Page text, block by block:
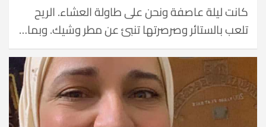
كانت ليلة عاصفة ونحن على طاولة العشاء. الريح
تلعب بالستائر وصرصرتها تنبئ عن مطر وشيك. وبما…